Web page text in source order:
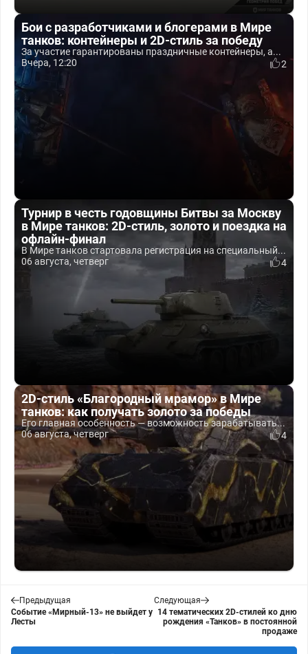
Бои с разработчиками и блогерами в Мире
танков: контейнеры и 2D-стиль за победу
За участие гарантированы праздничные контейнеры, а...
Вчера, 12:20
2
Турнир в честь годовщины Битвы за Москву
в Мире танков: 2D-стиль, золото и поездка на
офлайн-финал
В Мире танков стартовала регистрация на специальный...
06 августа, четверг
4
2D-стиль «Благородный мрамор» в Мире
танков: как получать золото за победы
Его главная особенность — возможность зарабатывать...
06 августа, четверг
4
Предыдущая
Событие «Мирный-13» не выйдет у
Лесты
Следующая
14 тематических 2D-стилей ко дню
рождения «Танков» в постоянной
продаже